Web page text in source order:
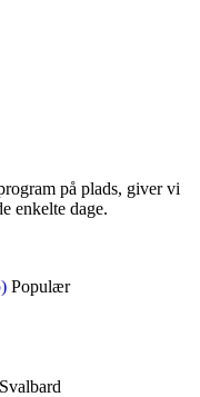
på plads, giver vi
enkelte dage.
Populær